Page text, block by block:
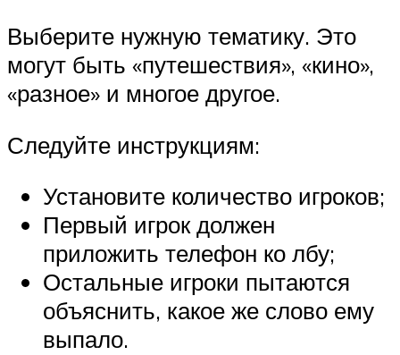
Выберите нужную тематику. Это
могут быть «путешествия», «кино»,
«разное» и многое другое.
Следуйте инструкциям:
Установите количество игроков;
Первый игрок должен
приложить телефон ко лбу;
Остальные игроки пытаются
объяснить, какое же слово ему
выпало.